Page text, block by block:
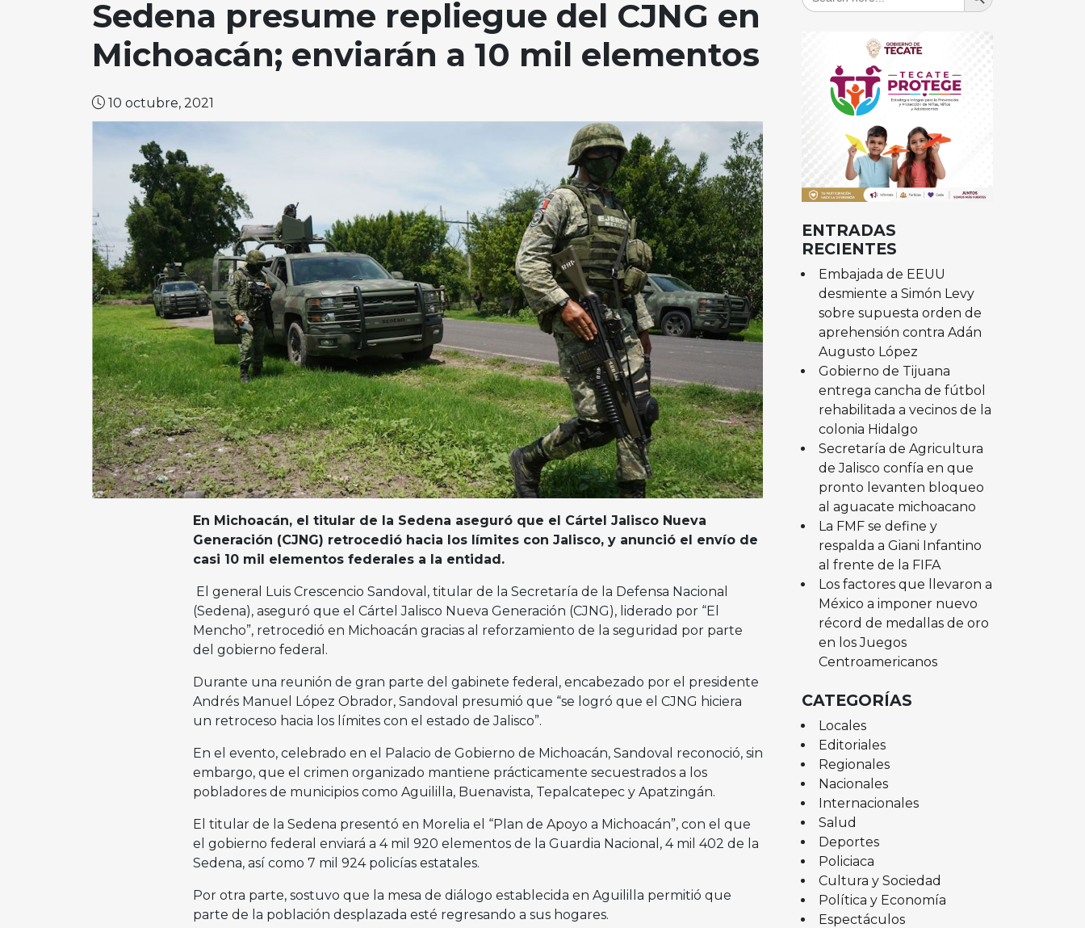
Sedena presume repliegue del CJNG en
Michoacán; enviarán a 10 mil elementos
10 octubre, 2021
En Michoacán, el titular de la Sedena aseguró que el Cártel Jalisco Nueva
Generación (CJNG) retrocedió hacia los límites con Jalisco, y anunció el envío de
casi 10 mil elementos federales a la entidad.
El general Luis Crescencio Sandoval, titular de la Secretaría de la Defensa Nacional
(Sedena), aseguró que el Cártel Jalisco Nueva Generación (CJNG), liderado por “El
Mencho”, retrocedió en Michoacán gracias al reforzamiento de la seguridad por parte
del gobierno federal.
Durante una reunión de gran parte del gabinete federal, encabezado por el presidente
Andrés Manuel López Obrador, Sandoval presumió que “se logró que el CJNG hiciera
un retroceso hacia los límites con el estado de Jalisco”.
En el evento, celebrado en el Palacio de Gobierno de Michoacán, Sandoval reconoció, sin
embargo, que el crimen organizado mantiene prácticamente secuestrados a los
pobladores de municipios como Aguililla, Buenavista, Tepalcatepec y Apatzingán.
El titular de la Sedena presentó en Morelia el “Plan de Apoyo a Michoacán”, con el que
el gobierno federal enviará a 4 mil 920 elementos de la Guardia Nacional, 4 mil 402 de la
Sedena, así como 7 mil 924 policías estatales.
Por otra parte, sostuvo que la mesa de diálogo establecida en Aguililla permitió que
parte de la población desplazada esté regresando a sus hogares.
ENTRADAS
RECIENTES
Embajada de EEUU
desmiente a Simón Levy
sobre supuesta orden de
aprehensión contra Adán
Augusto López
Gobierno de Tijuana
entrega cancha de fútbol
rehabilitada a vecinos de la
colonia Hidalgo
Secretaría de Agricultura
de Jalisco confía en que
pronto levanten bloqueo
al aguacate michoacano
La FMF se define y
respalda a Giani Infantino
al frente de la FIFA
Los factores que llevaron a
México a imponer nuevo
récord de medallas de oro
en los Juegos
Centroamericanos
CATEGORÍAS
Locales
Editoriales
Regionales
Nacionales
Internacionales
Salud
Deportes
Policiaca
Cultura y Sociedad
Política y Economía
Espectáculos